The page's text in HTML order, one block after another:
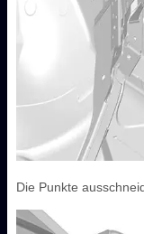
Die Punkte